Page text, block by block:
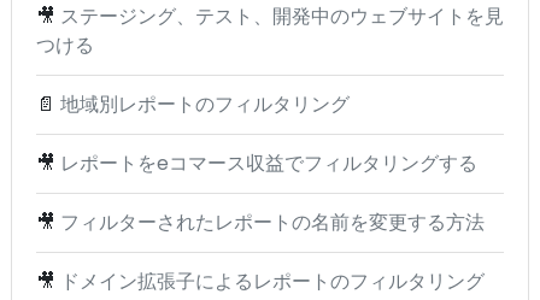
🎥 ステージング、テスト、開発中のウェブサイトを見
つける
📄 地域別レポートのフィルタリング
🎥 レポートをeコマース収益でフィルタリングする
🎥 フィルターされたレポートの名前を変更する方法
🎥 ドメイン拡張子によるレポートのフィルタリング